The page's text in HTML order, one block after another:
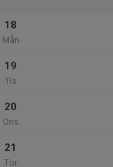
18
Mån
19
Tis
20
Ons
21
Tor